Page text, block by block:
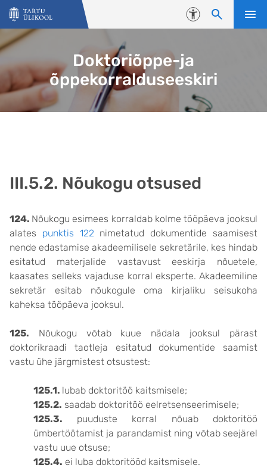
Liigu edasi põhisisu juurde
Juurdepääsetavus
Doktoriõppe-ja
õppekorralduseeskiri
III.5.2. Nõukogu otsused
124. Nõukogu esimees korraldab kolme tööpäeva jooksul
alates punktis 122 nimetatud dokumentide saamisest
nende edastamise akadeemilisele sekretärile, kes hindab
esitatud materjalide vastavust eeskirja nõuetele,
kaasates selleks vajaduse korral eksperte. Akadeemiline
sekretär esitab nõukogule oma kirjaliku seisukoha
kaheksa tööpäeva jooksul.
125. Nõukogu võtab kuue nädala jooksul pärast
doktorikraadi taotleja esitatud dokumentide saamist
vastu ühe järgmistest otsustest:
125.1. lubab doktoritöö kaitsmisele;
125.2. saadab doktoritöö eelretsenseerimisele;
125.3. puuduste korral nõuab doktoritöö
ümbertöötamist ja parandamist ning võtab seejärel
vastu uue otsuse;
125.4. ei luba doktoritööd kaitsmisele.